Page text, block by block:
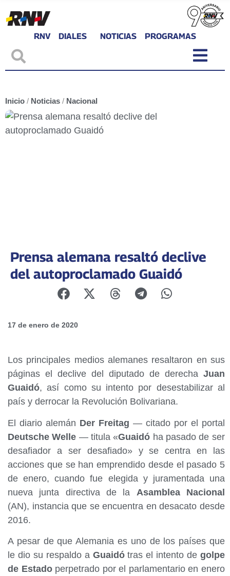
RNV DIALES NOTICIAS PROGRAMAS
Inicio / Noticias / Nacional
Prensa alemana resaltó declive
del autoproclamado Guaidó
17 de enero de 2020
Los principales medios alemanes resaltaron en sus
páginas el declive del diputado de derecha Juan
Guaidó, así como su intento por desestabilizar al
país y derrocar la Revolución Bolivariana.
El diario alemán Der Freitag — citado por el portal
Deutsche Welle — titula «Guaidó ha pasado de ser
desafiador a ser desafiado» y se centra en las
acciones que se han emprendido desde el pasado 5
de enero, cuando fue elegida y juramentada una
nueva junta directiva de la Asamblea Nacional
(AN), instancia que se encuentra en desacato desde
2016.
A pesar de que Alemania es uno de los países que
le dio su respaldo a Guaidótras el intento de golpe
de Estadoperpetrado por el parlamentario en enero